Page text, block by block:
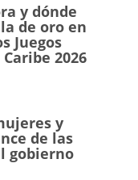
y dónde
de oro en
Juegos
2026
y
de las
gobierno